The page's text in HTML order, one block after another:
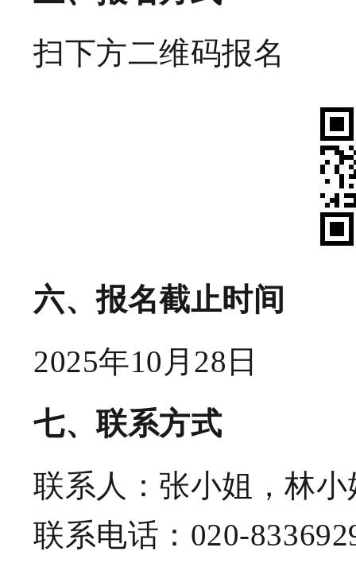
扫下方二维码报名
六、报名截止时间
2025年10月28日
七、联系方式
联系人：张小姐，林小
联系电话： 020-